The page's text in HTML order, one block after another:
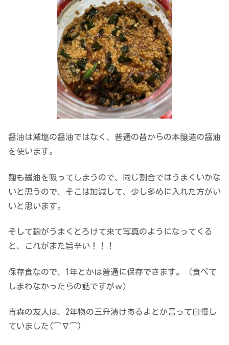
醤油は減塩の醤油ではなく、普通の昔からの本醸造の醤油
を使います。
麹も醤油を吸ってしまうので、同じ割合ではうまくいかな
いと思うので、そこは加減して、少し多めに入れた方がい
いと思います。
そして麹がうまくとろけて来て写真のようになってくる
と、これがまた旨辛い！！！
保存食なので、1年とかは普通に保存できます。（食べて
しまわなかったらの話ですがｗ）
青森の友人は、2年物の三升漬けあるよとか言って自慢し
ていました(⌒∇⌒)